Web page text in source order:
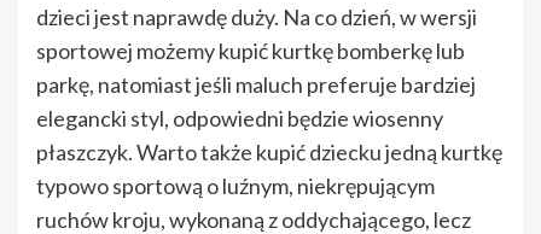
dzieci jest naprawdę duży. Na co dzień, w wersji
sportowej możemy kupić kurtkę bomberkę lub
parkę, natomiast jeśli maluch preferuje bardziej
elegancki styl, odpowiedni będzie wiosenny
płaszczyk. Warto także kupić dziecku jedną kurtkę
typowo sportową o luźnym, niekrępującym
ruchów kroju, wykonaną z oddychającego, lecz